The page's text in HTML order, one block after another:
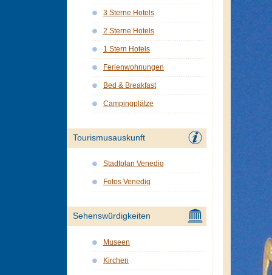
3 Sterne Hotels
2 Sterne Hotels
1 Stern Hotels
Ferienwohnungen
Bed & Breakfast
Campingplätze
Tourismusauskunft
Stadtplan Venedig
Fotos Venedig
Sehenswürdigkeiten
Museen
Kirchen